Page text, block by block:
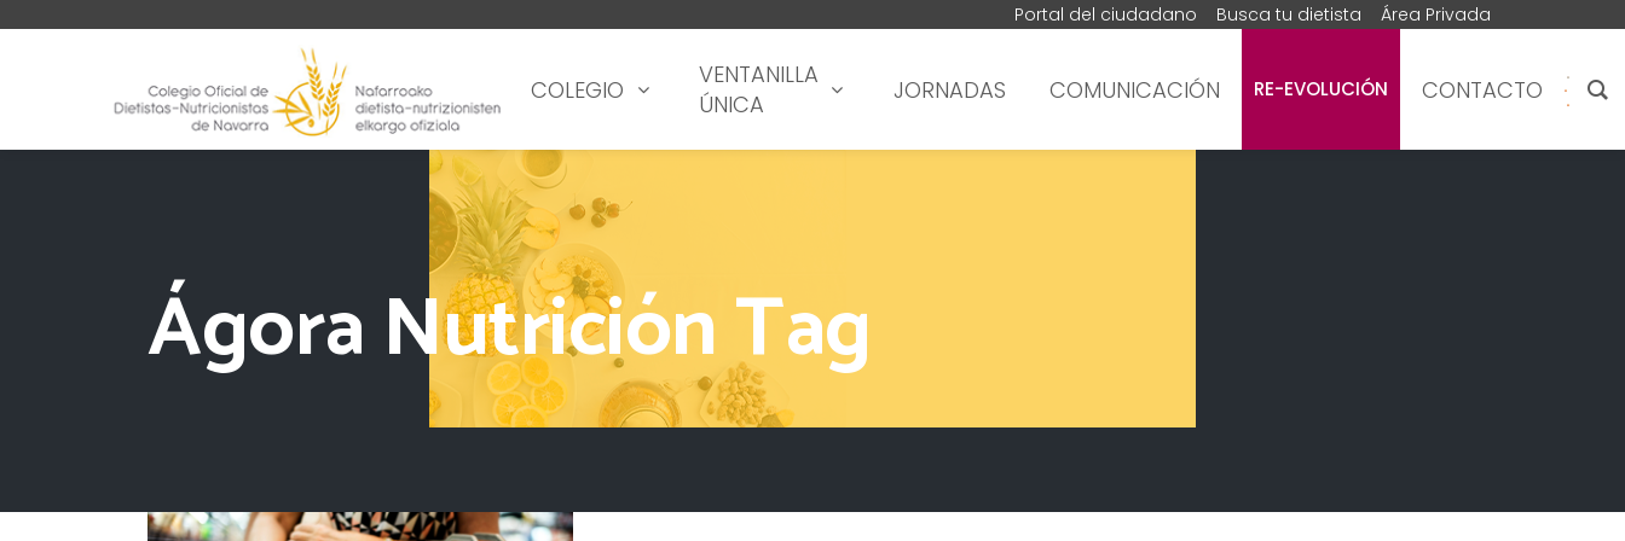
Portal del ciudadano Busca tu dietista Área Privada
COLEGIO
VENTANILLA
ÚNICA
JORNADAS COMUNICACIÓN RE-EVOLUCIÓN CONTACTO
Ágora Nutrición Tag